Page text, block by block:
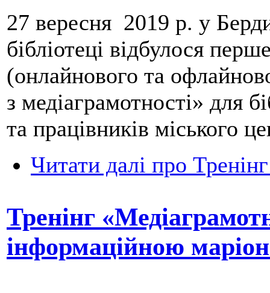
27 вересня 2019 р. у
бібліотеці відбулося
(онлайнового та
з медіаграмотності» для
та працівників міського
Читати далі про
Тренінг
інформаційною